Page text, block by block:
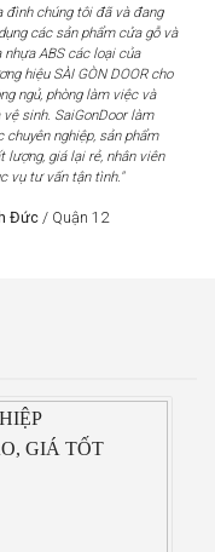
đình chúng tôi đã và đang
các sản phẩm cửa gỗ và
nhựa ABS các loại của
hiệu SÀI GÒN DOOR cho
ngủ, phòng làm việc và
vệ sinh. SaiGonDoor làm
chuyên nghiệp, sản phẩm
lượng, giá lại rẻ, nhân viên
vụ tư vấn tận tình."
Đức / Quận 12